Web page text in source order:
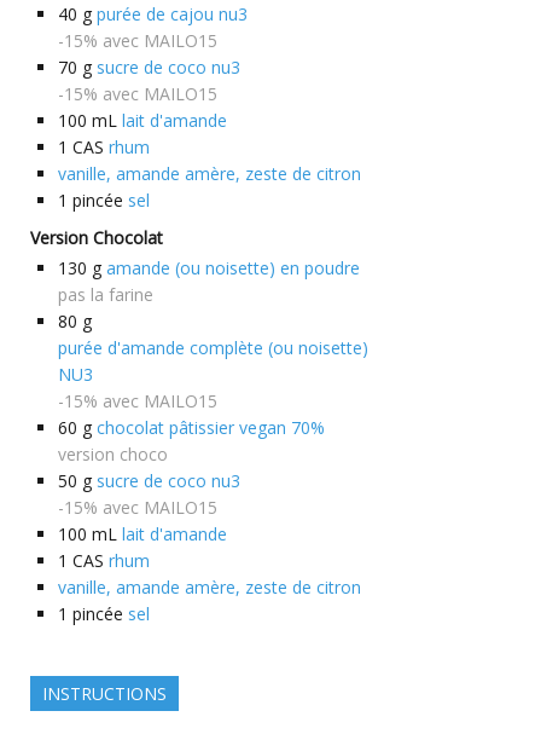
40 g purée de cajou nu3
-15% avec MAILO15
70 g sucre de coco nu3
-15% avec MAILO15
100 mL lait d'amande
1 CAS rhum
vanille, amande amère, zeste de citron
1 pincée sel
Version Chocolat
130 g amande (ou noisette) en poudre
pas la farine
80 g
purée d'amande complète (ou noisette)
NU3
-15% avec MAILO15
60 g chocolat pâtissier vegan 70%
version choco
50 g sucre de coco nu3
-15% avec MAILO15
100 mL lait d'amande
1 CAS rhum
vanille, amande amère, zeste de citron
1 pincée sel
INSTRUCTIONS